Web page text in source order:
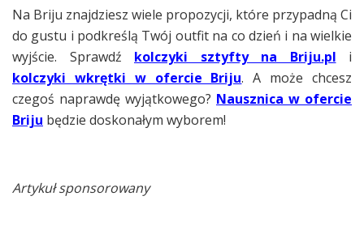
Na Briju znajdziesz wiele propozycji, które przypadną Ci
do gustu i podkreślą Twój outfit na co dzień i na wielkie
wyjście. Sprawdź kolczyki sztyfty na Briju.pl i
kolczyki wkrętki w ofercie Briju. A może chcesz
czegoś naprawdę wyjątkowego? Nausznica w ofercie
Briju będzie doskonałym wyborem!
Artykuł sponsorowany